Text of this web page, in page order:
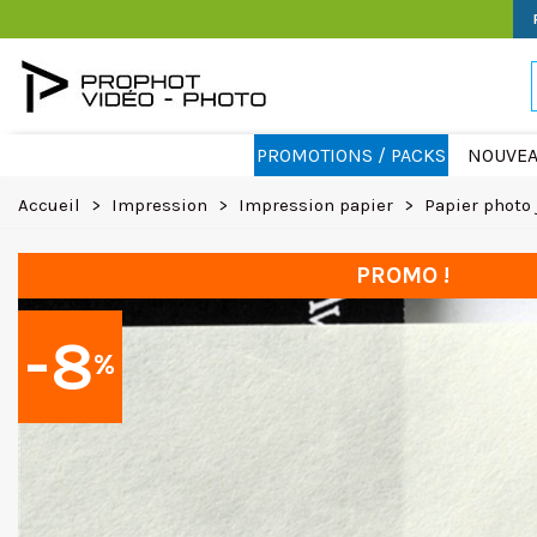
PROMOTIONS / PACKS
Accueil > Impression > Impression papier > Papier
-8%
PROMO !